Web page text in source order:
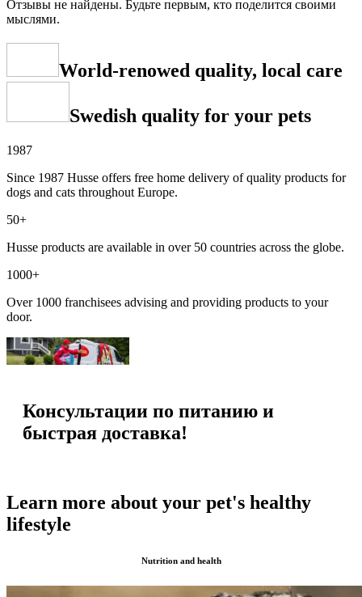
Отзывы не найдены. Будьте первым, кто поделится своими
мыслями.
World-renowed quality, local care
Swedish quality for your pets
1987
Since 1987 Husse offers free home delivery of quality products for
dogs and cats throughout Europe.
50+
Husse products are available in over 50 countries across the globe.
1000+
Over 1000 franchisees advising and providing products to your
door.
Консультации по питанию и
быстрая доставка!
Learn more about your pet's healthy
lifestyle
Nutrition and health